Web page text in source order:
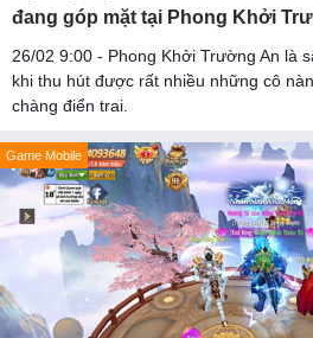
đang góp mặt tại Phong Khởi
26/02 9:00 - Phong Khởi Trường An là
khi thu hút được rất nhiều những cô
chàng điển trai.
Game Mobile